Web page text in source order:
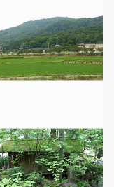
料ダウンロード